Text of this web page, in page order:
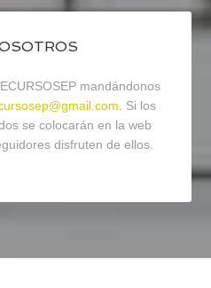
mandándonos
. Si los
se colocarán en la web
disfruten de ellos.